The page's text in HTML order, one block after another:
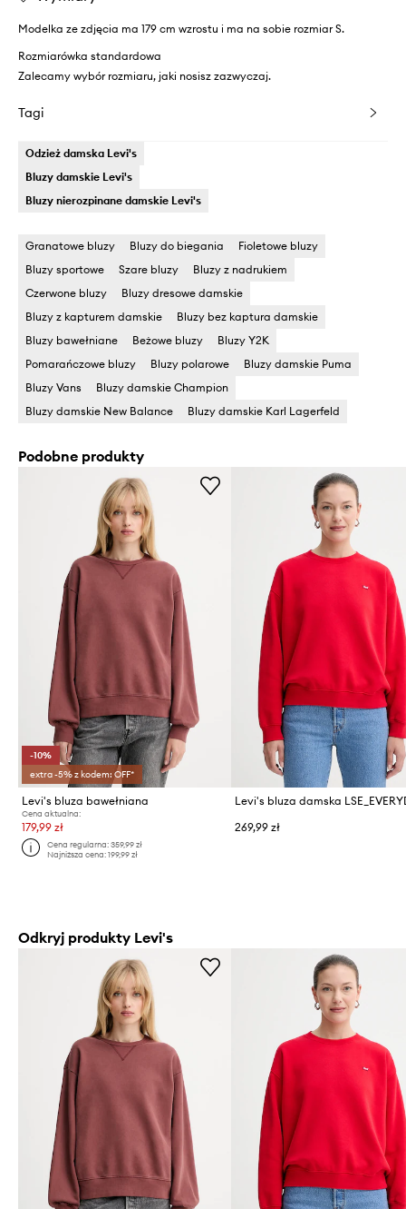
Modelka ze zdjęcia ma 179 cm wzrostu i ma na sobie rozmiar S.
Rozmiarówka standardowa
Zalecamy wybór rozmiaru, jaki nosisz zazwyczaj.
Tagi
Odzież damska Levi's
Bluzy damskie Levi's
Bluzy nierozpinane damskie Levi's
Granatowe bluzy Bluzy do biegania
Fioletowe bluzy
Bluzy sportowe
Szare bluzy
Bluzy z nadrukiem
Czerwone bluzy
Bluzy dresowe damskie
Bluzy z kapturem damskie
Bluzy bez kaptura damskie
Bluzy bawełniane
Beżowe bluzy
Bluzy Y2K
Pomarańczowe bluzy
Bluzy polarowe
Bluzy damskie Puma
Bluzy Vans
Bluzy damskie Champion
Bluzy damskie New Balance
Bluzy damskie Karl Lagerfeld
Podobne produkty
-10%
extra -5% z kodem: OFF*
Levi's bluza bawełniana
Cena aktualna:
179,99 zł
Cena regularna:359,99 zł
Najniższa cena:199,99 zł
Levi's bluza damska
269,99 zł
Odkryj produkty Levi's